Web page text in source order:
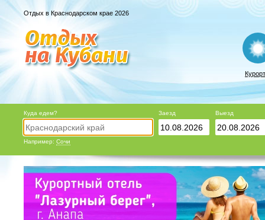
Отдых в Краснодарском крае 2026
Куда едем?
Например: Сочи
Заезд Выезд